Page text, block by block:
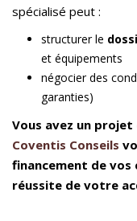
spécialisé peut :
structurer le
et équipements
négocier des
garanties)
Vous avez un projet
Coventis Conseils
financement de vos
réussite de votre